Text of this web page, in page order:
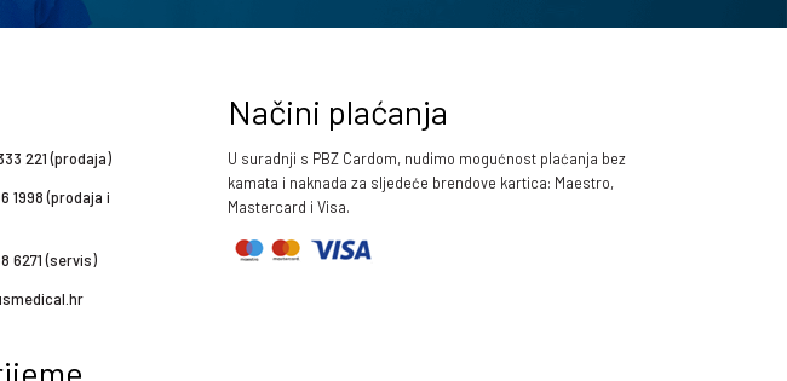
221 (prodaja)
1998 (prodaja i
6271 (servis)
Načini plaćanja
U suradnji s PBZ Cardom, nudimo mogućnost plaćanja bez
kamata i naknada za sljedeće brendove kartica: Maestro,
Mastercard i Visa.